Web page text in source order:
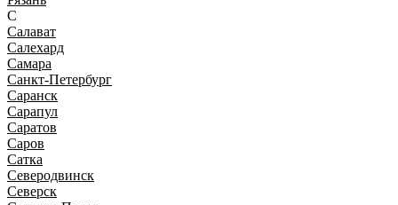
С
Салават
Салехард
Самара
Санкт-Петербург
Саранск
Сарапул
Саратов
Саров
Сатка
Северодвинск
Северск